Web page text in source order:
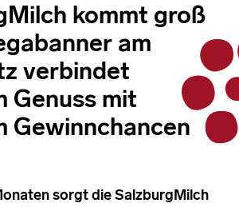
kommt groß
am
verbindet
Genuss mit
Gewinnchancen
sorgt die SalzburgMilch